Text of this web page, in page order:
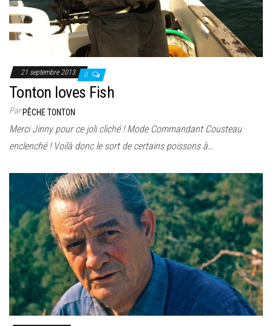
21 septembre 2013 0
Tonton loves Fish
ParPÊCHE TONTON
Merci Jinny pour ce joli cliché ! Mode Commandant Cousteau
enclenché ! Voilà donc le sort de certains poissons à…